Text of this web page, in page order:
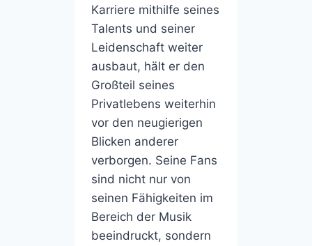
Karriere mithilfe seines
Talents und seiner
Leidenschaft weiter
ausbaut, hält er den
Großteil seines
Privatlebens weiterhin
vor den neugierigen
Blicken anderer
verborgen. Seine Fans
sind nicht nur von
seinen Fähigkeiten im
Bereich der Musik
beeindruckt, sondern